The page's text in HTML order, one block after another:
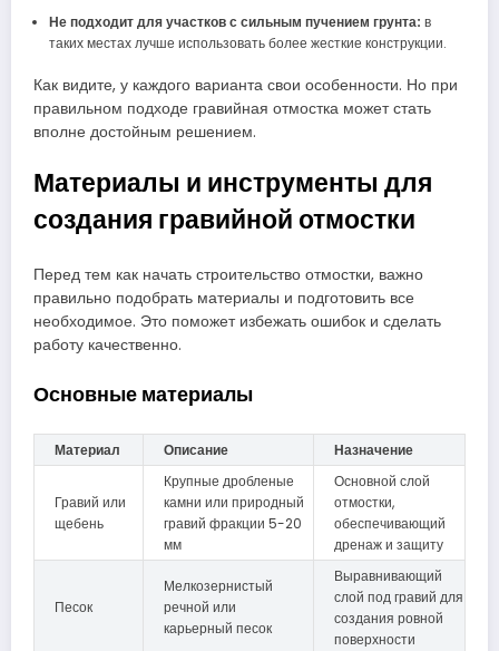
Не подходит для участков с сильным пучением грунта: в
таких местах лучше использовать более жесткие конструкции.
Как видите, у каждого варианта свои особенности. Но при
правильном подходе гравийная отмостка может стать
вполне достойным решением.
Материалы и инструменты для
создания гравийной отмостки
Перед тем как начать строительство отмостки, важно
правильно подобрать материалы и подготовить все
необходимое. Это поможет избежать ошибок и сделать
работу качественно.
Основные материалы
Материал Описание Назначение
Гравий или
щебень
Крупные дробленые
камни или природный
гравий фракции 5-20
мм
Основной слой
отмостки,
обеспечивающий
дренаж и защиту
Песок
Мелкозернистый
речной или
карьерный песок
Выравнивающий
слой под гравий для
создания ровной
поверхности